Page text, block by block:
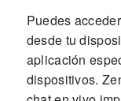
Puedes
desde tu
aplicación
dispositivos.